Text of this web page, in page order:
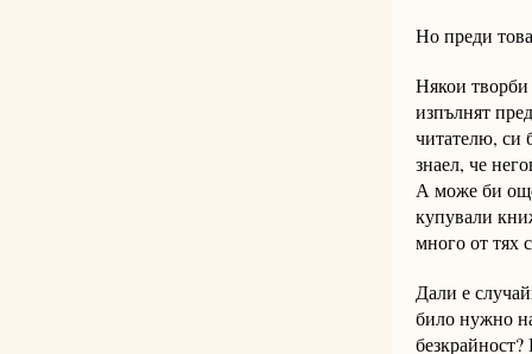
Но преди
Някои творби
изпълнят
читателю, си
знаел, че
А може би
купували
много от тях
Дали е
било нужно